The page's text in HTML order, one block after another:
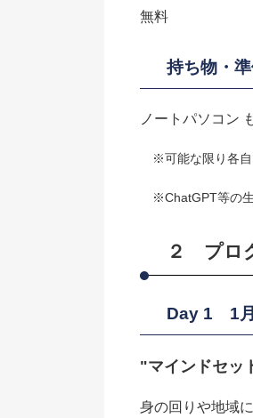
無料
持ち物・
ノートパソコン
※可能な限り各自
※ChatGPT等の生
２ プロ
Day 1 1月
"マインドセッ
身の回りや地域